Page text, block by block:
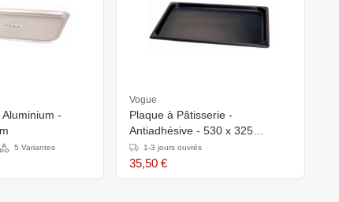
-
5 Variantes
Vogue
Plaque à Pâtisserie -
Antiadhésive - 530 x 325
x(h)26mm
1-3 jours ouvrés
35,50 €